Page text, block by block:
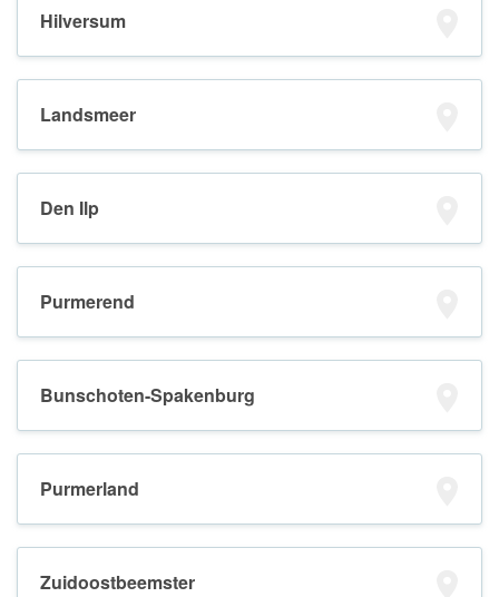
Hilversum
Landsmeer
Den Ilp
Purmerend
Bunschoten-Spakenburg
Purmerland
Zuidoostbeemster